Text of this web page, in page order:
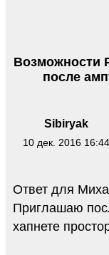
Sibiryak
10 дек. 2016 16:44
после
Ответ для
Приглашаю
хапнете